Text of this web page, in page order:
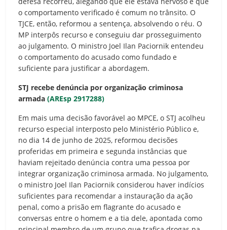
o comportamento verificado é comum no trânsito. O
TJCE, então, reformou a sentença, absolvendo o réu. O
MP interpôs recurso e conseguiu dar prosseguimento
ao julgamento. O ministro Joel Ilan Paciornik entendeu
o comportamento do acusado como fundado e
suficiente para justificar a abordagem.
STJ recebe denúncia por organização criminosa
armada (AREsp 2917288)
Em mais uma decisão favorável ao MPCE, o STJ acolheu
recurso especial interposto pelo Ministério Público e,
no dia 14 de junho de 2025, reformou decisões
proferidas em primeira e segunda instâncias que
haviam rejeitado denúncia contra uma pessoa por
integrar organização criminosa armada. No julgamento,
o ministro Joel Ilan Paciornik considerou haver indícios
suficientes para recomendar a instauração da ação
penal, como a prisão em flagrante do acusado e
conversas entre o homem e a tia dele, apontada como